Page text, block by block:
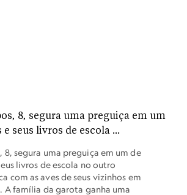
8, segura uma preguiça em um de
livros de escola no outro
com as aves de seus vizinhos em
A família da garota ganha uma